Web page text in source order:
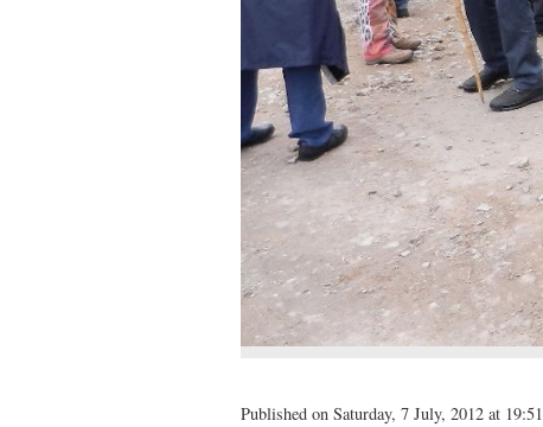
Published on Saturday, 7 July, 2012 at 19:51